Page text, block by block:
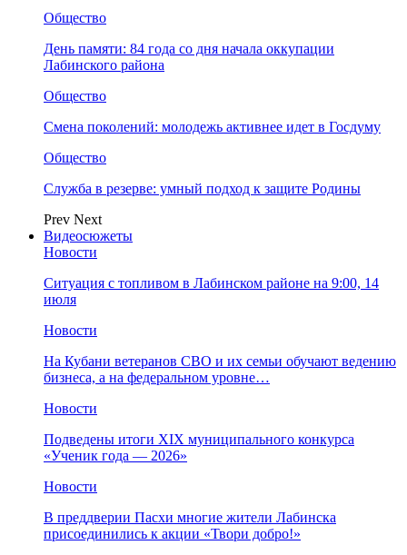
Общество
День памяти: 84 года со дня начала оккупации
Лабинского района
Общество
Смена поколений: молодежь активнее идет в Госдуму
Общество
Служба в резерве: умный подход к защите Родины
Prev Next
Видеосюжеты
Новости
Ситуация с топливом в Лабинском районе на 9:00, 14
июля
Новости
На Кубани ветеранов СВО и их семьи обучают ведению
бизнеса, а на федеральном уровне…
Новости
Подведены итоги XIX муниципального конкурса
«Ученик года — 2026»
Новости
В преддверии Пасхи многие жители Лабинска
присоединились к акции «Твори добро!»